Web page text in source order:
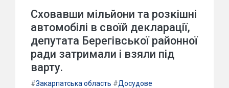
Сховавши мільйони та розкішні
автомобілі в своїй декларації,
депутата Берегівської районної
ради затримали і взяли під
варту.
#Закарпатська область #Досудове